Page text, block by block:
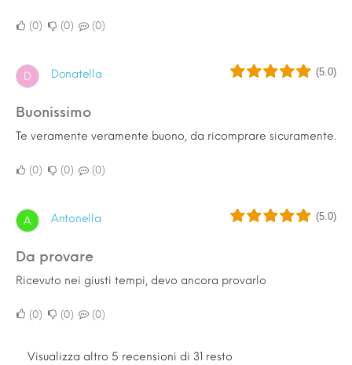
0 0 0
D Donatella (5.0)
Buonissimo
Te veramente veramente buono, da ricomprare sicuramente.
0 0 0
A Antonella (5.0)
Da provare
Ricevuto nei giusti tempi, devo ancora provarlo
0 0 0
Visualizza altro 5 recensioni di 31 resto